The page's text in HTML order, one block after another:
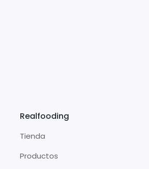
Realfooding
Tienda
Productos